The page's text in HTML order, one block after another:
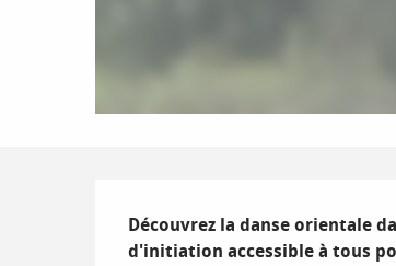
Description
Découvrez la danse orientale
d'initiation accessible à tous